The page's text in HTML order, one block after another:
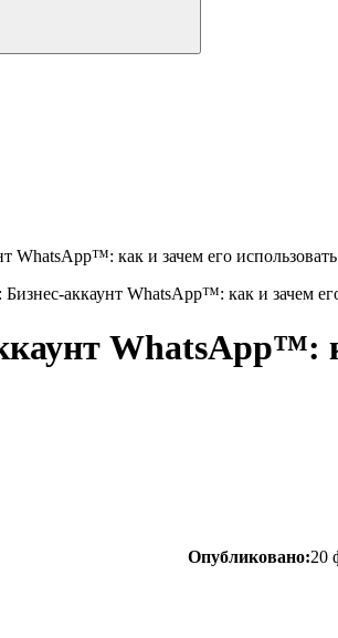
WhatsApp™: как и зачем его использовать
WhatsApp™:
Опубликовано:20